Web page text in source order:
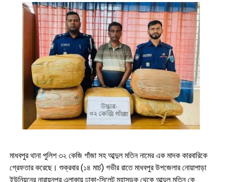
মাধবপুর থানা পুলিশ ৩২ কেজি গাঁজা সহ আব্দুল মতিন নামের এক মাদক কারবারিকে
গ্রেফতার করেছে। শুক্রবার (১৪ মার্চ) গভীর রাতে মাধবপুর উপজেলার নোয়াপাড়া
ইউনিয়নের নারায়নপুর এলাকায় ঢাকা-সিলেট মহাসড়ক থেকে আব্দুল মতিন কে